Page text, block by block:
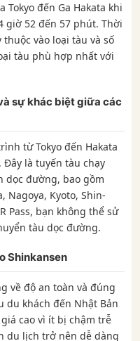
đến Ga Hakata khi
giờ 52 đến 57 phút. Thời
vào loại tàu và số
tàu phù hợp nhất với
sự khác biệt giữa các
từ Tokyo đến Hakata
là tuyến tàu chạy
dọc đường, bao gồm
Nagoya, Kyoto, Shin-
Pass, bạn không thể sử
tàu dọc đường.
Shinkansen
về độ an toàn và đúng
khách đến Nhật Bản
cao vì ít bị chậm trễ
du lịch trở nên dễ dàng